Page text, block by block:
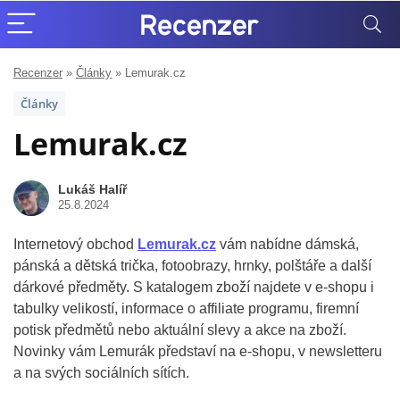
Recenzer » Články » Lemurak.cz
Články
Lemurak.cz
Lukáš Halíř
25.8.2024
Internetový obchod Lemurak.cz vám nabídne dámská,
pánská a dětská trička, fotoobrazy, hrnky, polštáře a další
dárkové předměty. S katalogem zboží najdete v e-shopu i
tabulky velikostí, informace o affiliate programu, firemní
potisk předmětů nebo aktuální slevy a akce na zboží.
Novinky vám Lemurák představí na e-shopu, v newsletteru
a na svých sociálních sítích.